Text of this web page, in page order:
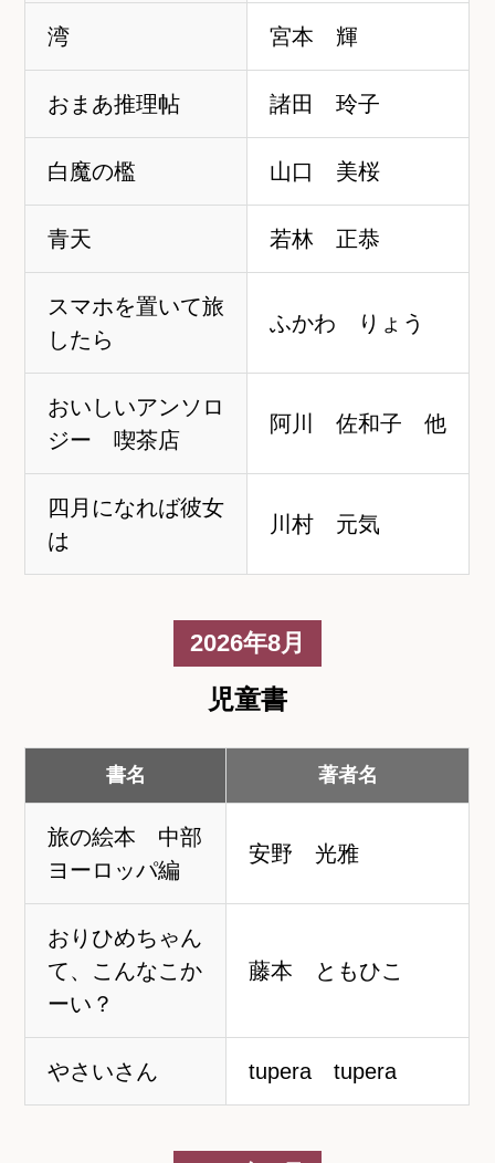
湾 宮本 輝
おまあ推理帖 諸田 玲子
白魔の檻 山口 美桜
青天 若林 正恭
スマホを置いて旅
したら
ふかわ りょう
おいしいアンソロ
ジー 喫茶店
阿川 佐和子 他
四月になれば彼女
は
川村 元気
2026年8月
児童書
書名 著者名
旅の絵本 中部
ヨーロッパ編
安野 光雅
おりひめちゃん
て、こんなこか
ーい？
藤本 ともひこ
やさいさん tupera tupera